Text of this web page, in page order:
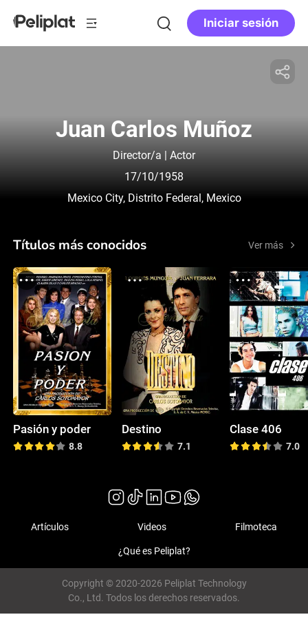
Iniciar sesión
Juan Carlos Muñoz
Director/a | Actor
17/10/1958
Mexico City, Distrito Federal, Mexico
Títulos más conocidos Ver más
Pasión y poder
8.8
Destino
7.1
Clase 406
7.0
Artículos Videos Filmoteca
¿Qué es Peliplat?
Copyright © 2020-2026 Peliplat Technology
Co., Ltd. Todos los derechos reservados.